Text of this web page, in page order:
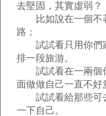
去堅固，其實虛弱？
比如說在一個不著
路；
試試看只用你們
排一段旅游。
試試看在一兩個
面做做自己一直不好
試試看給那些可
一下自己。